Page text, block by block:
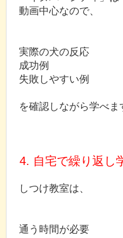
動画中心なので、
実際の犬の反応
成功例
失敗しやすい例
を確認しながら学べま
4. 自宅で繰り返し
しつけ教室は、
通う時間が必要